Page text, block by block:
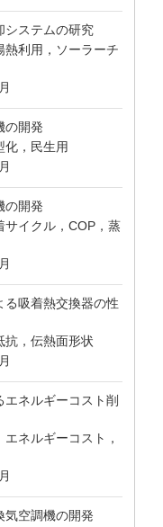
システムの研究
熱利用，ソーラーチ
の開発
化，民生用
の開発
サイクル，COP，蒸
る吸着熱交換器の性
抗，伝熱面形状
ネルギーコスト削
ネルギーコスト，
気空調機の開発